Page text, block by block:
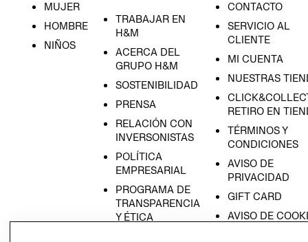
MUJER
HOMBRE
NIÑOS
TRABAJAR EN
H&M
ACERCA DEL
GRUPO H&M
SOSTENIBILIDAD
PRENSA
RELACIÓN CON
INVERSONISTAS
POLÍTICA
EMPRESARIAL
PROGRAMA DE
TRANSPARENCIA
Y ÉTICA
CONTACTO
SERVICIO AL
CLIENTE
MI CUENTA
NUESTRAS
RETIRO EN
TÉRMINOS Y
CONDICIONES
AVISO DE
PRIVACIDAD
GIFT CARD
AVISO DE